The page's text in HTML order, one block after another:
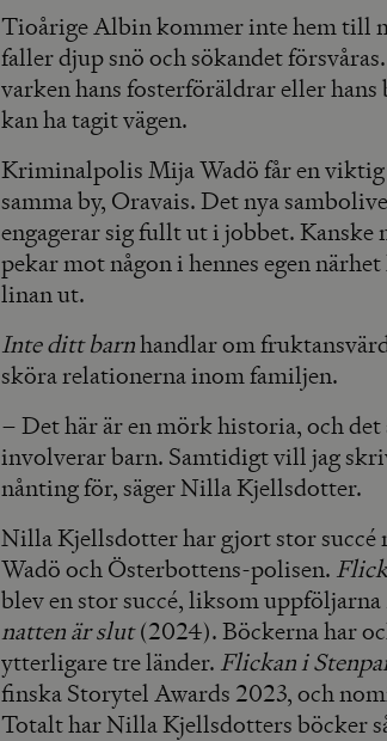
Tioårige Albin kommer inte hem till
faller djup snö och sökandet
varken hans fosterföräldrar eller
kan ha tagit vägen.
Kriminalpolis Mija Wadö får en
samma by, Oravais. Det nya
engagerar sig fullt ut i jobbet. Kanske
pekar mot någon i hennes egen
linan ut.
Inte ditt barnhandlar om
sköra relationerna inom familjen.
– Det här är en mörk historia, och
involverar barn. Samtidigt vill jag
nånting för, säger Nilla Kjellsdotter.
Nilla Kjellsdotter har gjort stor succé
Wadö och Österbottens-polisen.
blev en stor succé, liksom uppföljarna
natten är slut(2024). Böckerna har
ytterligare tre länder. Flickan i
finska Storytel Awards 2023, och
Totalt har Nilla Kjellsdotters böcker